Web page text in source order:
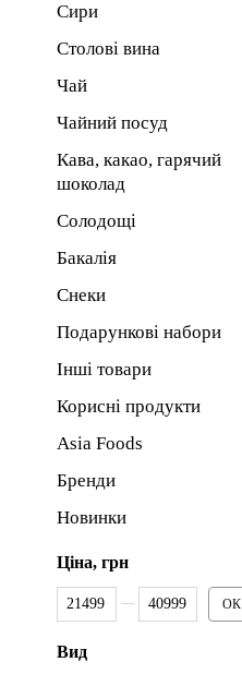
Сири
Столові вина
Чай
Чайний посуд
Кава, какао, гарячий
шоколад
Солодощі
Бакалія
Снеки
Подарункові набори
Інші товари
Корисні продукти
Asia Foods
Бренди
Новинки
Ціна, грн
Від Ціна, грн
До Ціна, грн
ОК
Вид